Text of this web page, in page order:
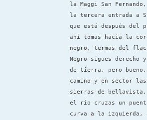
la Maggi San
la tercera entrada a
que está después del
ahí tomas hacia la
negro, termas del
Negro sigues derecho y
de tierra, pero bueno,
camino y en sector las
sierras de
el río cruzas un
curva a la izquierda,